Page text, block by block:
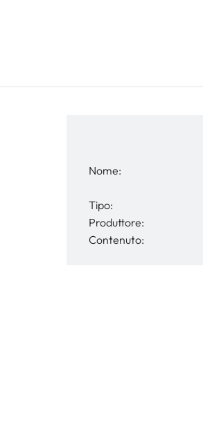
Nome:
Tipo:
Produttore:
Contenuto: